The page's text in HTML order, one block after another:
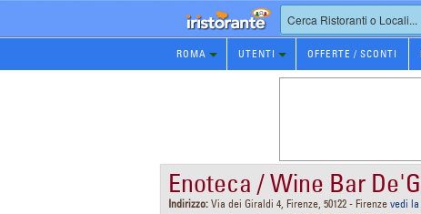
Prenotazione
Ristorante
ROMA UTENTI OFFERTE / SCONTI
Enoteca / Wine Bar
Indirizzo: Via dei Giraldi 4, Firenze, 50122 - Firenze vedi la